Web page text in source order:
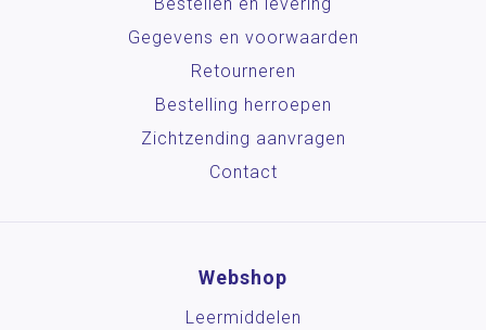
Gegevens en voorwaarden
Retourneren
Bestelling herroepen
Zichtzending aanvragen
Contact
Webshop
Leermiddelen